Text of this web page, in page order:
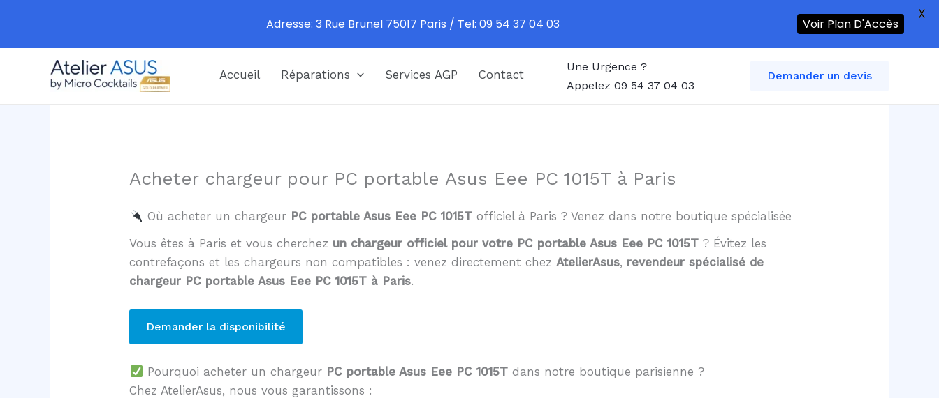
Accueil Réparations Services AGP Contact
Une Urgence ?
Appelez 09 54 37 04 03
Demander un devis
Acheter chargeur pour PC portable Asus Eee PC 1015T à Paris
Où acheter un chargeur PC portable Asus Eee PC 1015Tofficiel à Paris ? Venez dans notre boutique spécialisée
Vous êtes à Paris et vous cherchez un chargeur officiel pour votre PC portable Asus Eee PC 1015T ? Évitez les
contrefaçons et les chargeurs non compatibles : venez directement chezAtelierAsus, revendeur spécialisé de
chargeur PC portable Asus Eee PC 1015T à Paris.
Demander la disponibilité
Pourquoi acheter un chargeur PC portable Asus Eee PC 1015Tdans notre boutique parisienne ?
Chez AtelierAsus, nous vous garantissons :
Adresse: 3 Rue Brunel 75017 Paris / Tel: 09 54 37 04 03 Voir Plan D'Accès
X